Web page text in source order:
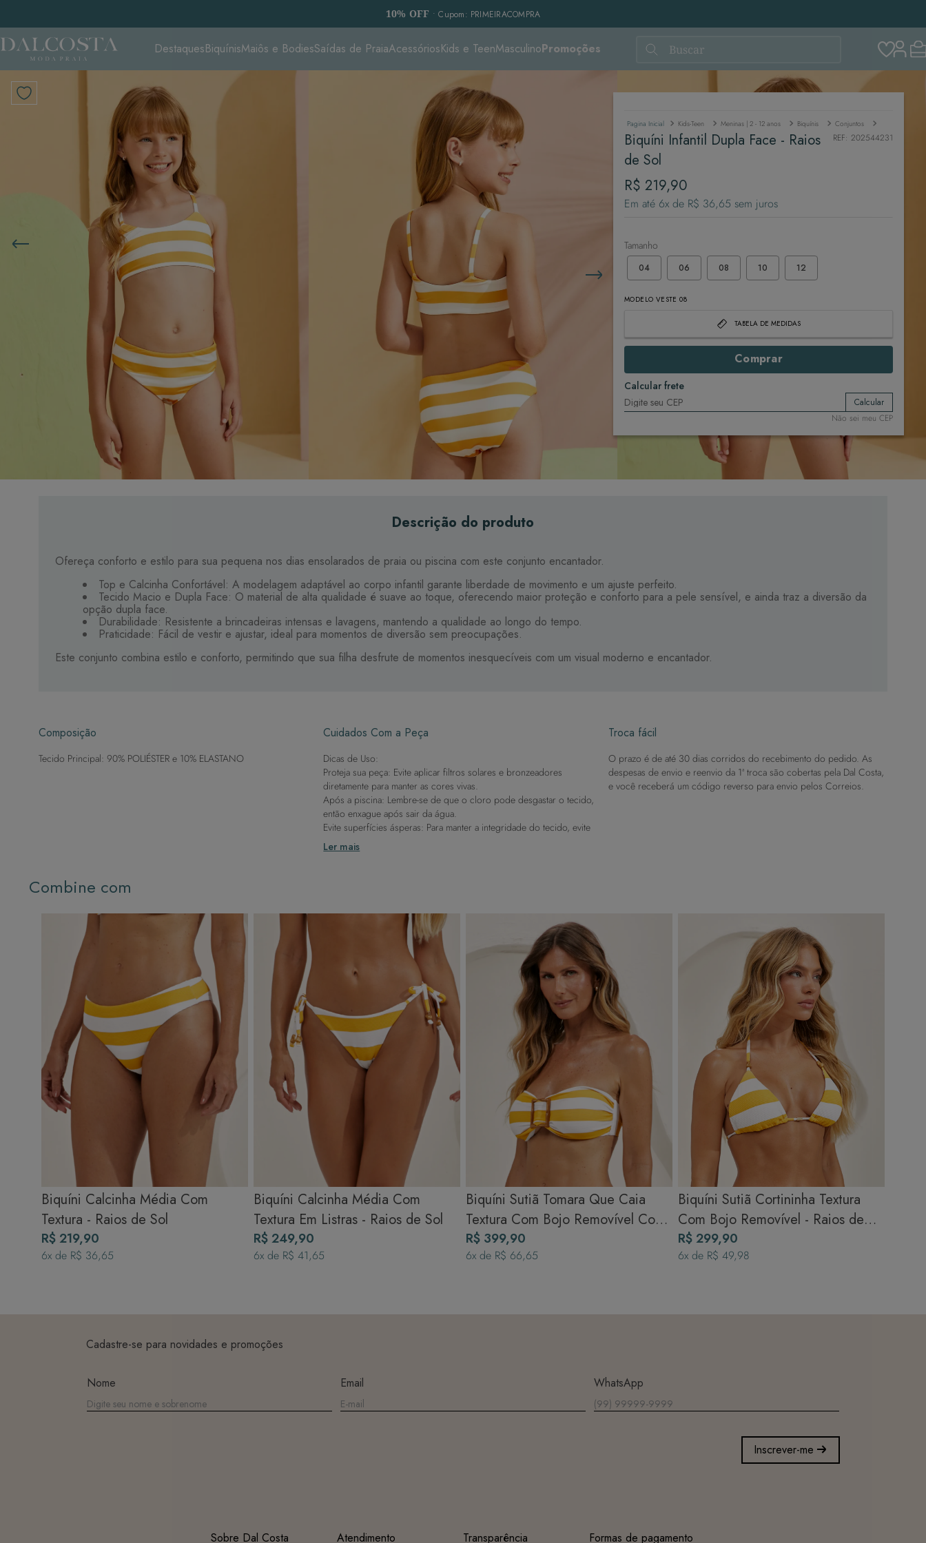
10% OFF • Cupom: PRIMEIRACOMPRA
DestaquesBiquínisMaiôs e BodiesSaídas de PraiaAcessóriosKids e TeenMasculinoPromoções Buscar
Kids-Teen Meninas | 2 - 12 anos Biquínis Conjuntos
Biquíni Infantil Dupla Face - Raios
de Sol
R$ 219,90
Em até 6x de R$ 36,65 sem juros
REF: 202544231
Tamanho
04 06 08 10 12
MODELO VESTE 08
TABELA DE MEDIDAS
Comprar
Calcular frete
Calcular
Não sei meu CEP
Descrição do produto
Ofereça conforto e estilo para sua pequena nos dias ensolarados de praia ou piscina com este conjunto encantador.
Top e Calcinha Confortável: A modelagem adaptável ao corpo infantil garante liberdade de movimento e um ajuste perfeito.
Tecido Macio e Dupla Face: O material de alta qualidade é suave ao toque, oferecendo maior proteção e conforto para a pele sensível, e ainda traz a diversão da
opção dupla face.
Durabilidade: Resistente a brincadeiras intensas e lavagens, mantendo a qualidade ao longo do tempo.
Praticidade: Fácil de vestir e ajustar, ideal para momentos de diversão sem preocupações.
Este conjunto combina estilo e conforto, permitindo que sua filha desfrute de momentos inesquecíveis com um visual moderno e encantador.
Composição
Tecido Principal: 90% POLIÉSTER e 10% ELASTANO
Cuidados Com a Peça
Dicas de Uso:
Proteja sua peça: Evite aplicar filtros solares e bronzeadores
diretamente para manter as cores vivas.
Após a piscina: Lembre-se de que o cloro pode desgastar o tecido,
então enxague após sair da água.
Evite superfícies ásperas: Para manter a integridade do tecido, evite
contato com superfícies rugosas.
máquina de lavar, sabão em pó, sabonete e alvejante.
Secagem ideal: Não deixe de molho nem guarde úmido. Seque à
sombra e evite a secadora.
Para cores vibrantes: Lave as peças antes do primeiro uso e siga as
dicas acima para manter as cores radiantes.
Ler mais
Troca fácil
O prazo é de até 30 dias corridos do recebimento do pedido. As
despesas de envio e reenvio da 1ª troca são cobertas pela Dal Costa,
e você receberá um código reverso para envio pelos Correios.
Combine com
Biquíni Calcinha Média Com
Textura - Raios de Sol
R$ 219,90
6x de R$ 36,65
Biquíni Calcinha Média Com
Textura Em Listras - Raios de Sol
R$ 249,90
6x de R$ 41,65
Biquíni Sutiã Tomara Que Caia
Textura Com Bojo Removível Com
Alças - Raios de Sol
R$ 399,90
6x de R$ 66,65
Biquíni Sutiã Cortininha Textura
Com Bojo Removível - Raios de
Sol
R$ 299,90
6x de R$ 49,98
Cadastre-se para novidades e promoções
Nome Email WhatsApp
Inscrever-me
Sobre Dal Costa Atendimento Transparência Formas de pagamento